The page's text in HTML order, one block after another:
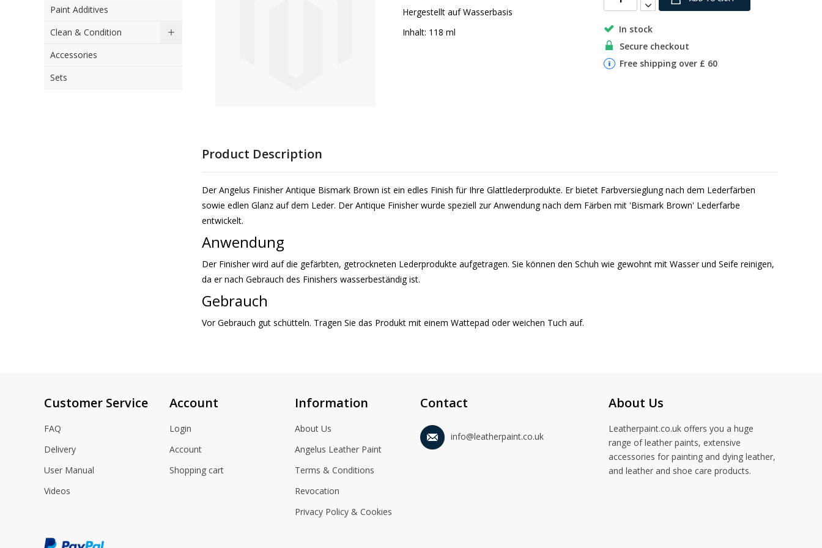
the
the
images
gallery
Hergestellt auf Wasserbasis
Inhalt: 118 ml
In stock
Secure checkout
Free shipping over £ 60
Product Description
Der Angelus Finisher Antique Bismark Brown ist ein edles Finish für Ihre Glattlederprodukte. Er bietet Farbversieglung nach dem Lederfärben
sowie edlen Glanz auf dem Leder. Der Antique Finisher wurde speziell zur Anwendung nach dem Färben mit 'Bismark Brown' Lederfarbe
entwickelt.
Anwendung
Der Finisher wird auf die gefärbten, getrockneten Lederprodukte aufgetragen. Sie können den Schuh wie gewohnt mit Wasser und Seife reinigen,
da er nach Gebrauch des Finishers wasserbeständig ist.
Gebrauch
Vor Gebrauch gut schütteln. Tragen Sie das Produkt mit einem Wattepad oder weichen Tuch auf.
Paint Additives
Clean & Condition
Accessories
Sets
Customer Service
FAQ
Delivery
User Manual
Videos
Account
Login
Account
Shopping cart
Information
About Us
Angelus Leather Paint
Terms & Conditions
Revocation
Privacy Policy & Cookies
Contact
info@leatherpaint.co.uk
About Us
Leatherpaint.co.uk offers you a huge
range of leather paints, extensive
accessories for painting and dying leather,
and leather and shoe care products.